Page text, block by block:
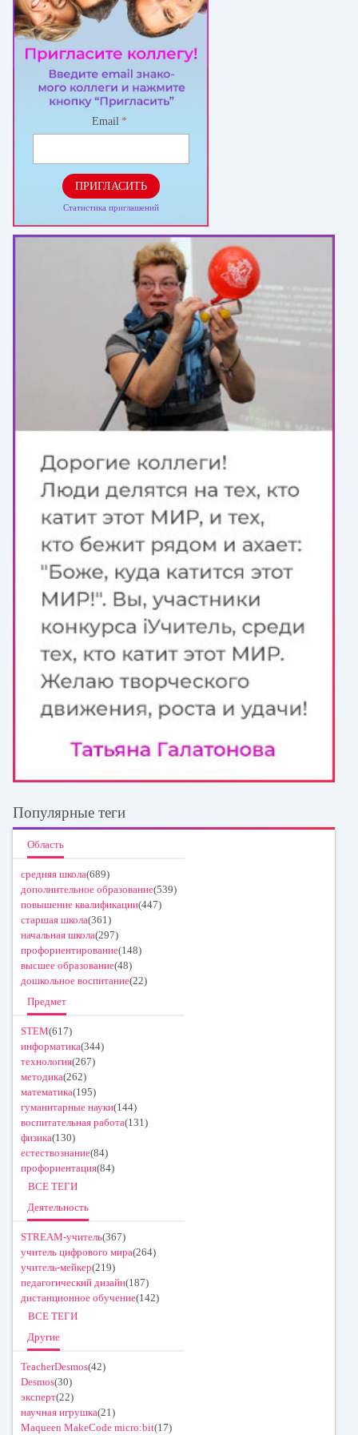
Email *
ПРИГЛАСИТЬ
Статистика приглашений
Популярные теги
Область
средняя школа(689)
дополнительное образование(539)
повышение квалификации(447)
старшая школа(361)
начальная школа(297)
профориентирование(148)
высшее образование(48)
дошкольное воспитание(22)
Предмет
STEM(617)
информатика(344)
технология(267)
методика(262)
математика(195)
гуманитарные науки(144)
воспитательная работа(131)
физика(130)
естествознание(84)
профориентация(84)
ВСЕ ТЕГИ
Деятельность
STREAM-учитель(367)
учитель цифрового мира(264)
учитель-мейкер(219)
педагогический дизайн(187)
дистанционное обучение(142)
ВСЕ ТЕГИ
Другие
TeacherDesmos(42)
Desmos(30)
эксперт(22)
научная игрушка(21)
Maqueen MakeCode micro:bit(17)